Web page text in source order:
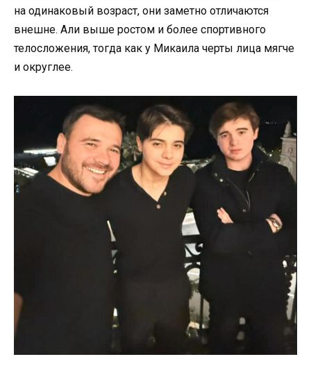
на одинаковый возраст, они заметно отличаются
внешне. Али выше ростом и более спортивного
телосложения, тогда как у Микаила черты лица мягче
и округлее.